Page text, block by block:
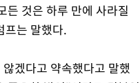
든 것은 하루 만에 사라질
프는 말했다.
겠다고 약속했다고 말했